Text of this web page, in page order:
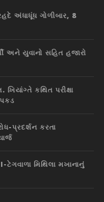
અંધાધૂંધ ગોળીબાર, 8
અને યુવાનો સહિત હજારો
કથિત પરીક્ષા
પ્રદર્શન કરતા
મિથિલા મખાનાનું